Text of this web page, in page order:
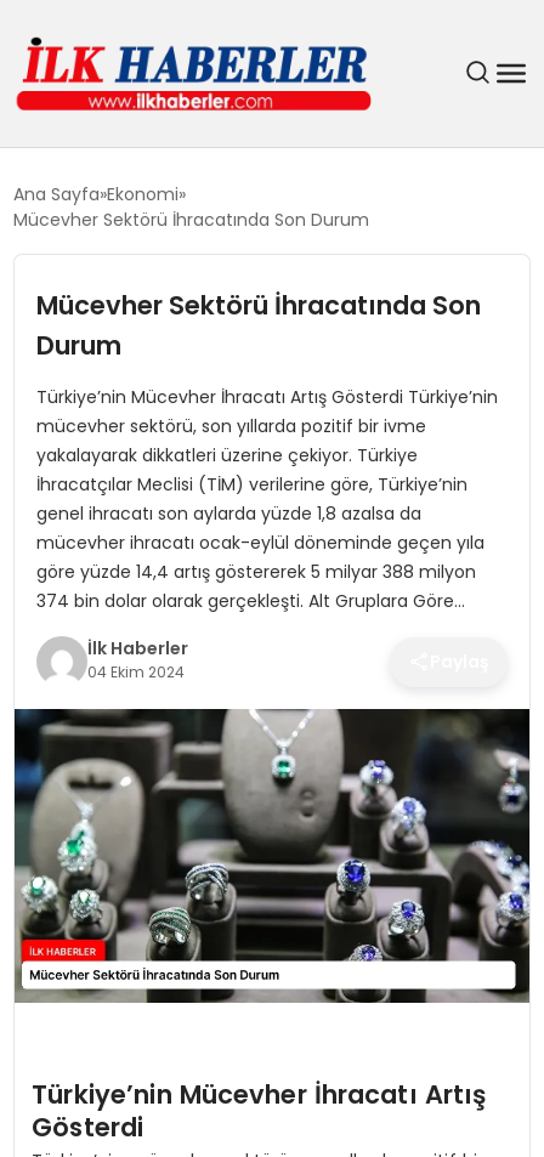
EKONOMI
MAGAZIN
SIYASET
SPOR
Ana Sayfa Ekonomi
Mücevher Sektörü İhracatında Son Durum
Mücevher Sektörü İhracatında Son
Durum
Türkiye’nin Mücevher İhracatı Artış Gösterdi Türkiye’nin
mücevher sektörü, son yıllarda pozitif bir ivme
yakalayarak dikkatleri üzerine çekiyor. Türkiye
İhracatçılar Meclisi (TİM) verilerine göre, Türkiye’nin
genel ihracatı son aylarda yüzde 1,8 azalsa da
mücevher ihracatı ocak-eylül döneminde geçen yıla
göre yüzde 14,4 artış göstererek 5 milyar 388 milyon
374 bin dolar olarak gerçekleşti. Alt Gruplara Göre…
İlk Haberler
04 Ekim 2024
Türkiye’nin Mücevher İhracatı Artış
Gösterdi